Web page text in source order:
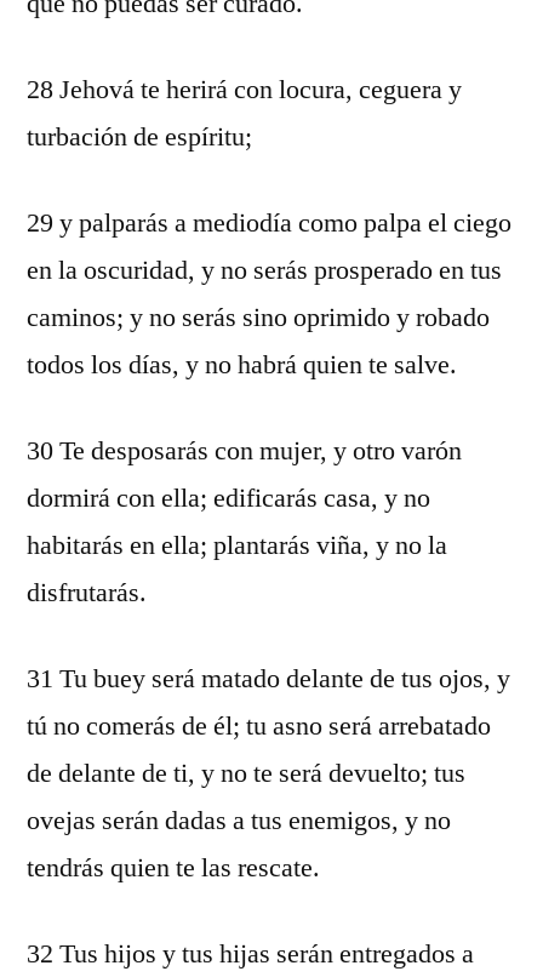
28 Jehová te herirá con locura, ceguera y
turbación de espíritu;
29 y palparás a mediodía como palpa el ciego
en la oscuridad, y no serás prosperado en tus
caminos; y no serás sino oprimido y robado
todos los días, y no habrá quien te salve.
30 Te desposarás con mujer, y otro varón
dormirá con ella; edificarás casa, y no
habitarás en ella; plantarás viña, y no la
disfrutarás.
31 Tu buey será matado delante de tus ojos, y
tú no comerás de él; tu asno será arrebatado
de delante de ti, y no te será devuelto; tus
ovejas serán dadas a tus enemigos, y no
tendrás quien te las rescate.
32 Tus hijos y tus hijas serán entregados a